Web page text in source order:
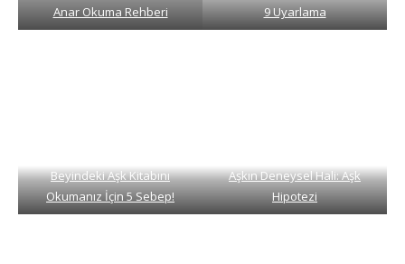
Anar Okuma Rehberi
9 Uyarlama
Beyindeki Aşk Kitabını
Okumanız İçin 5 Sebep!
Aşkın Deneysel Hali: Aşk
Hipotezi